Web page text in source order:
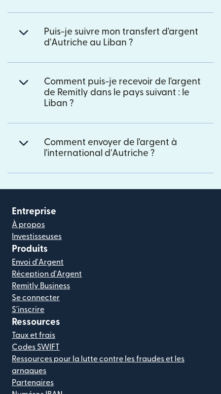
Puis-je suivre mon transfert d'argent
d'Autriche au Liban ?
Comment puis-je recevoir de l'argent
de Remitly dans le pays suivant : le
Liban ?
Comment envoyer de l'argent à
l'international d'Autriche ?
Entreprise
À propos
Investisseuses
Produits
Envoi d'Argent
Réception d'Argent
Remitly Business
Se connecter
S'inscrire
Ressources
Taux et frais
Codes SWIFT
Ressources pour la lutte contre les fraudes et les
arnaques
Partenaires